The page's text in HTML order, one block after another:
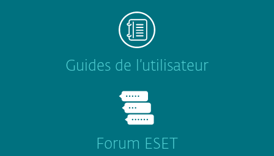
Guides de l’utilisateur
Forum ESET